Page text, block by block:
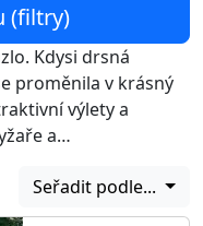
(filtry)
Kdysi drsná
proměnila v krásný
výlety a
a…
Seřadit podle...